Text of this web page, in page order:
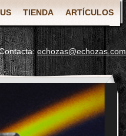
TIENDA ARTÍCULOS
echozas@echozas.com